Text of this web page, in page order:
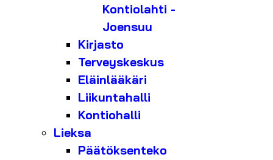
Kontiolahti -
Joensuu
Kirjasto
Terveyskeskus
Eläinlääkäri
Liikuntahalli
Kontiohalli
Lieksa
Päätöksenteko